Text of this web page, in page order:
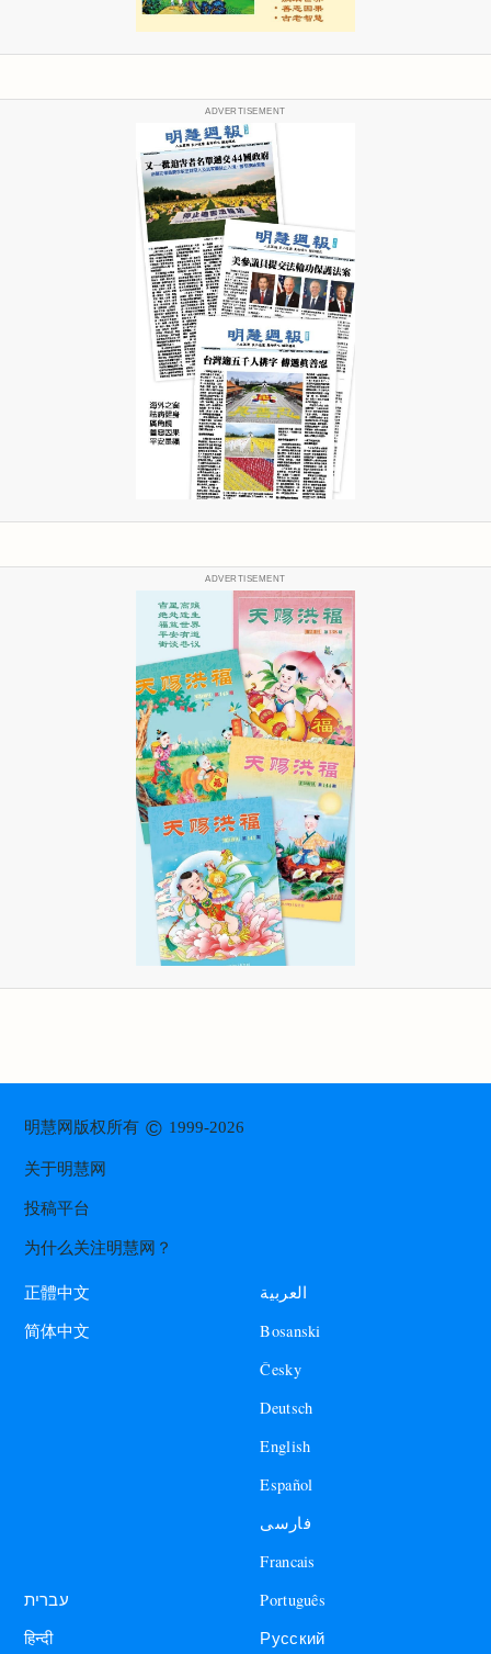
ADVERTISEMENT
ADVERTISEMENT
明慧网版权所有© 1999-2026
关于明慧网
投稿平台
为什么关注明慧网？
正體中文
简体中文
العربية
Bosanski
Česky
Deutsch
English
Español
فارسی
Francais
עברית
हिन्दी
Português
Русский